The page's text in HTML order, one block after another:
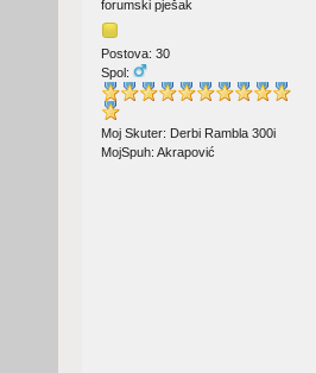
forumski pješak
Postova: 30
Spol:
Moj Skuter: Derbi Rambla 300i
MojSpuh: Akrapović